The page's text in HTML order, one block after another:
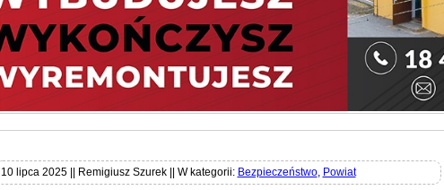
10 lipca 2025 || Remigiusz Szurek || W kategorii: Bezpieczeństwo, Powiat